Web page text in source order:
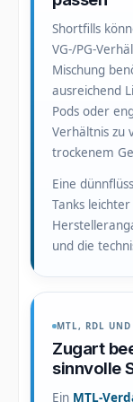
Shortfills
VG-/PG-
Mischung
ausreichend
Pods oder
Verhältnis zu
trockenem
Eine
Tanks
und die
MTL, RDL
Zugart
sinnvolle
Ein MTL-